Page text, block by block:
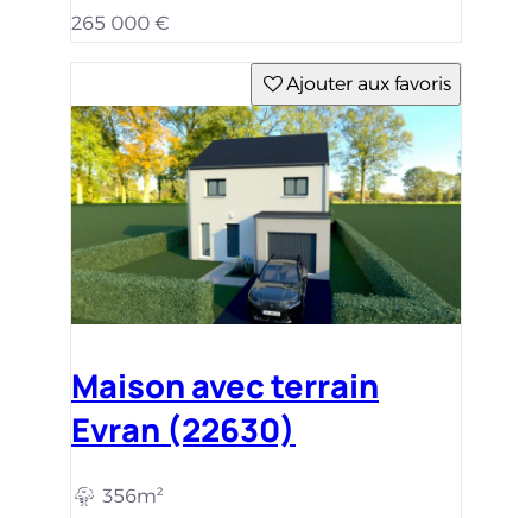
265 000 €
Ajouter aux favoris
Maison avec terrain
Evran (22630)
356m²